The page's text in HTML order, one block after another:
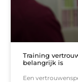
Training
belangrijk is
Een